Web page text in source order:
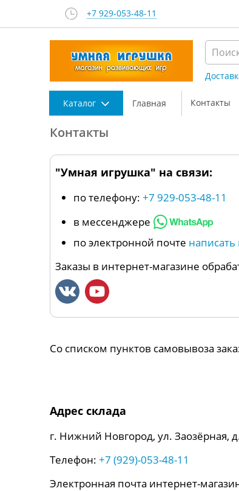
+7 929-053-48-11
Каталог Главная Контакты
Контакты
"Умная игрушка" на связи:
по телефону: +7 929-053-48-11
в мессенджере
по электронной почте
Заказы в интернет-магазине
Со списком пунктов самовывоза
Адрес склада
г. Нижний Новгород, ул. Заозёрная,
Телефон: +7 (929)-053-48-11
Электронная почта интернет-